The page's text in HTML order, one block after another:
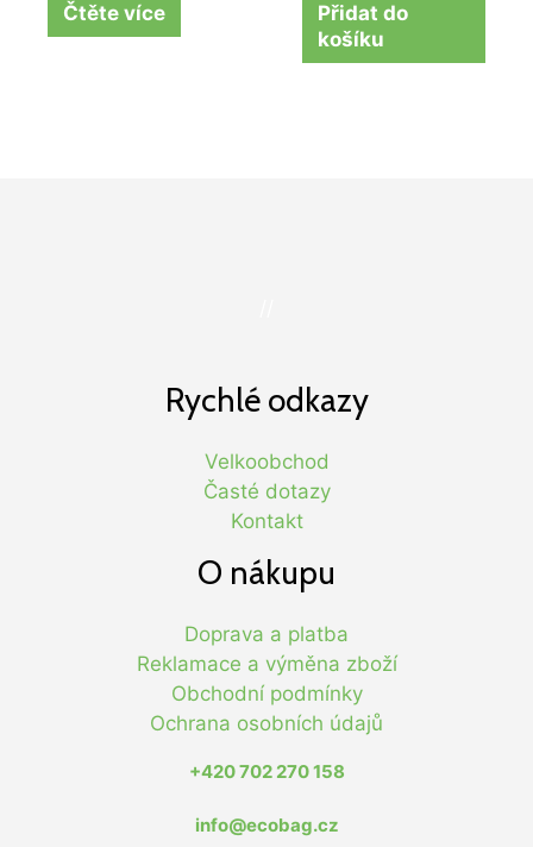
Čtěte více
Přidat do
košíku
Rychlé odkazy
Velkoobchod
Časté dotazy
Kontakt
O nákupu
Doprava a platba
Reklamace a výměna zboží
Obchodní podmínky
Ochrana osobních údajů
+420 702 270 158
info@ecobag.cz